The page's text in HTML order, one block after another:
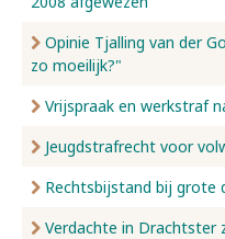
Opinie Tjalling van der
zo moeilijk?"
Vrijspraak en werkstraf
Jeugdstrafrecht voor
Rechtsbijstand bij grote
Verdachte in Drachtster